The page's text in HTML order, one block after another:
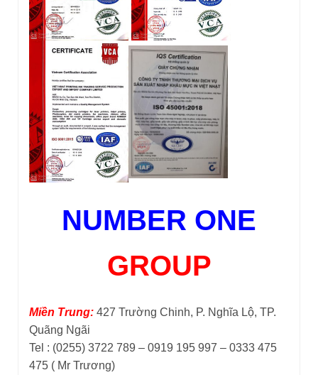
NUMBER ONE
GROUP
Miền Trung: 427 Trường Chinh, P. Nghĩa Lộ, TP.
Quãng Ngãi
Tel : (0255) 3722 789 – 0919 195 997 – 0333 475
475 ( Mr Trương)